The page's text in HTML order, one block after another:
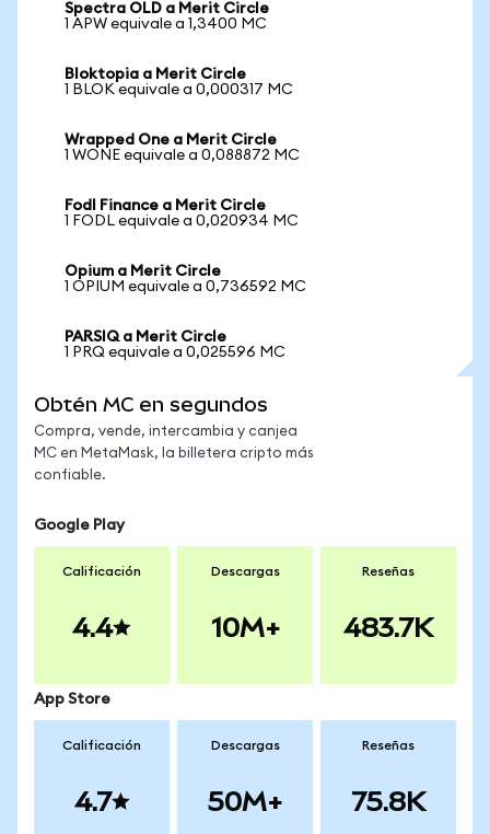
Spectra OLD a Merit Circle
1 APW equivale a 1,3400 MC
Bloktopia a Merit Circle
1 BLOK equivale a 0,000317 MC
Wrapped One a Merit Circle
1 WONE equivale a 0,088872 MC
Fodl Finance a Merit Circle
1 FODL equivale a 0,020934 MC
Opium a Merit Circle
1 OPIUM equivale a 0,736592 MC
PARSIQ a Merit Circle
1 PRQ equivale a 0,025596 MC
Obtén MC en segundos
Compra, vende, intercambia y canjea
MC en MetaMask, la billetera cripto más
confiable.
Google Play
Calificación
4.4
Descargas
10M+
Reseñas
483.7K
App Store
Calificación
4.7
Descargas
50M+
Reseñas
75.8K